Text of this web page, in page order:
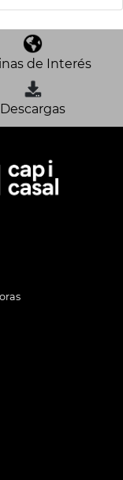
de Interés
Descargas